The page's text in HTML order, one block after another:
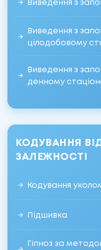
Виведення з
Виведення з
цілодобовому
Виведення з
денному
КОДУВАННЯ
ЗАЛЕЖНОСТІ
Кодування
Підшивка
Гіпноз за